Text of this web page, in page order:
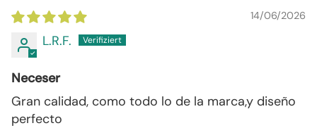
14/06/2026
L.R.F.
Neceser
Gran calidad, como todo lo de la marca,y diseño
perfecto